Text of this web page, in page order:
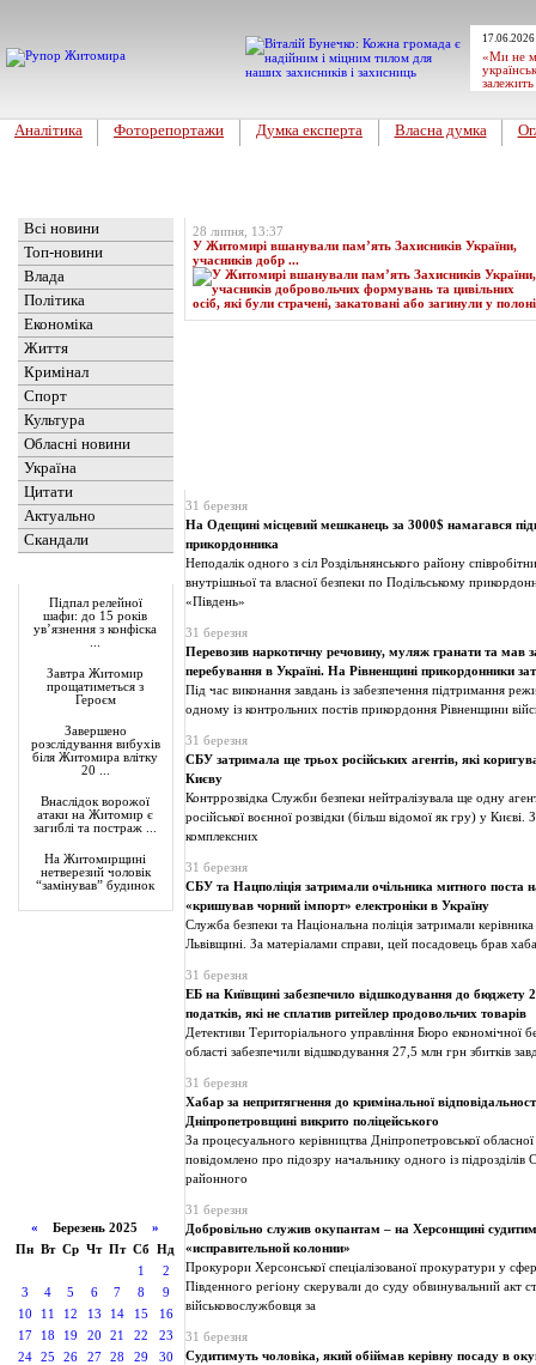
«Ми не
Аналітика Фоторепортажи Думка експерта Власна думка
Всі новини
Топ-новини
Влада
Політика
Економіка
Життя
Кримінал
Спорт
Культура
Обласні новини
Україна
Цитати
Актуально
Скандали
Підпал релейної
шафи: до 15 років
ув’язнення з конфіска
Завтра Житомир
прощатиметься з
Героєм
Завершено
розслідування вибухів
біля Житомира влітку
20 ...
Внаслідок ворожої
атаки на Житомир є
загиблі та постраж ...
На Житомирщині
нетверезий чоловік
“замінував” будинок
« Березень 2025 »
Пн Вт Ср Чт Пт Сб Нд
1
2
3
4 5 6 7 8
9
10
11 12 13 14 15
16
17
18 19 20 21 22
23
24
25 26 27 28 29
30
28 липня, 13:37
У Житомирі вшанували пам’ять Захисників України,
учасників добр ...
31 березня
На Одещині місцевий мешканець за 3000$ намагався
прикордонника
Неподалік одного з сіл Роздільнянського району
внутрішньої та власної безпеки по Подільському
«Південь»
31 березня
Перевозив наркотичну речовину, муляж гранати та мав
перебування в Україні. На Рівненщині прикордонники
Під час виконання завдань із забезпечення підтримання
одному із контрольних постів прикордоння Рівненщини
31 березня
СБУ затримала ще трьох російських агентів, які
Києву
Контррозвідка Служби безпеки нейтралізувала ще одну
російської воєнної розвідки (більш відомої як гру) у Києві.
комплексних
31 березня
СБУ та Нацполіція затримали очільника митного поста
«кришував чорний імпорт» електроніки в Україну
Служба безпеки та Національна поліція затримали
Львівщині. За матеріалами справи, цей посадовець брав
31 березня
ЕБ на Київщині забезпечило відшкодування до бюджету
податків, які не сплатив ритейлер продовольчих товарів
Детективи Територіального управління Бюро економічної
області забезпечили відшкодування 27,5 млн грн збитків
31 березня
Хабар за непритягнення до кримінальної
Дніпропетровщині викрито поліцейського
За процесуального керівництва Дніпропетровської
повідомлено про підозру начальнику одного із підрозділів
районного
31 березня
Добровільно служив окупантам – на Херсонщині
«исправительной колонии»
Прокурори Херсонської спеціалізованої прокуратури у
Південного регіону скерували до суду обвинувальний акт
військовослужбовця за
31 березня
Судитимуть чоловіка, який обіймав керівну посаду в